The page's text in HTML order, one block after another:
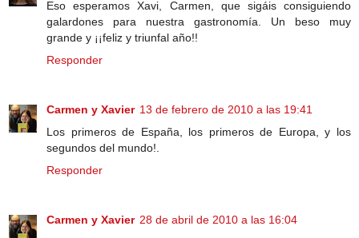
Eso esperamos Xavi, Carmen, que sigáis consiguiendo
galardones para nuestra gastronomía. Un beso muy
grande y ¡¡feliz y triunfal año!!
Responder
Carmen y Xavier 13 de febrero de 2010 a las 19:41
Los primeros de España, los primeros de Europa, y los
segundos del mundo!.
Responder
Carmen y Xavier 28 de abril de 2010 a las 16:04